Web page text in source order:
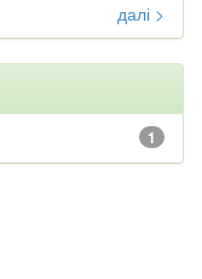
далі >
1